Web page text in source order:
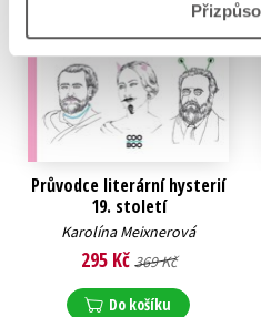
Průvodce literární hysterií
19. století
Karolína Meixnerová
295 Kč 369 Kč
Do košíku